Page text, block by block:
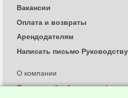
О компании
Политика обработки и
Вакансии
Оплата и возвраты
Арендодателям
Написать письмо Руководству